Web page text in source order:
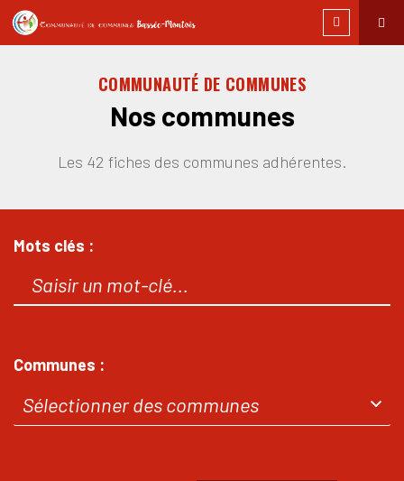
COMMUNAUTÉ DE COMMUNES
Nos communes
Les 42 fiches des communes adhérentes.
Mots clés :
Communes :